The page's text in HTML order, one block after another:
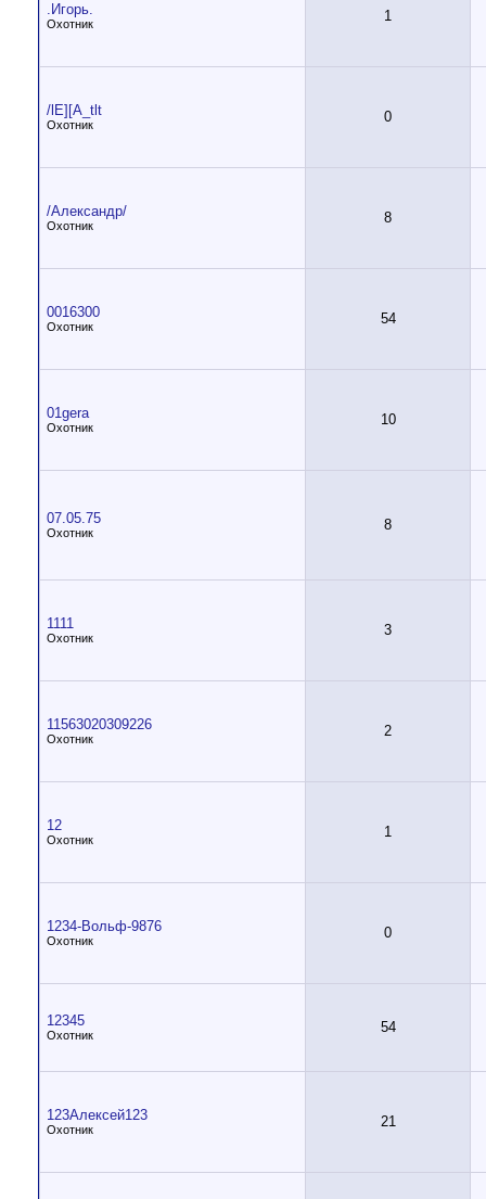
.Игорь.
Охотник 1
/lE][A_tlt
Охотник 0
/Александр/
Охотник 8
0016300
Охотник 54
01gera
Охотник 10
07.05.75
Охотник 8
1111
Охотник 3
11563020309226
Охотник 2
12
Охотник 1
1234-Вольф-9876
Охотник 0
12345
Охотник 54
123Алексей123
Охотник 21